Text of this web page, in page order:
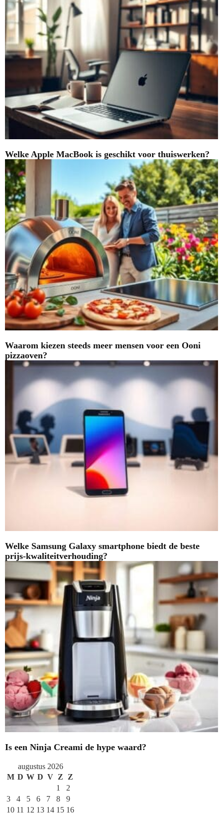
Welke Apple MacBook is geschikt voor thuiswerken?
Waarom kiezen steeds meer mensen voor een Ooni
pizzaoven?
Welke Samsung Galaxy smartphone biedt de beste
prijs-kwaliteitverhouding?
Is een Ninja Creami de hype waard?
augustus 2026
M D W D V Z
Z
1
2
3
4 5 6 7 8
9
10 11 12 13 14 15 16